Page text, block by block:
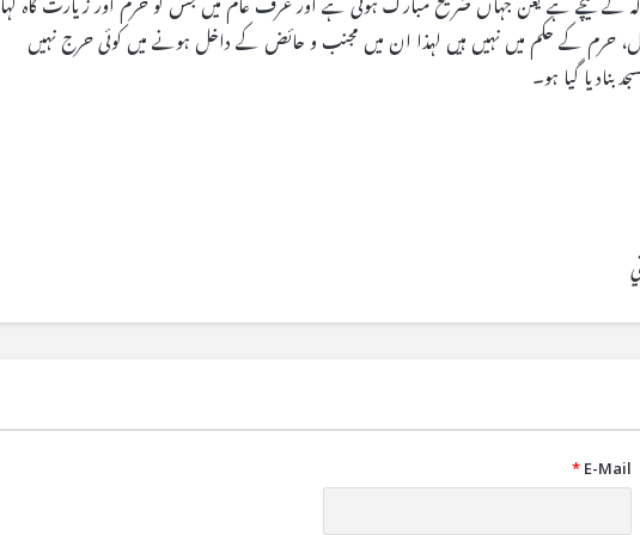
کے نیچے ہے یعن جہاں ضریح مبارک ہوتی ہے اور عرف عام میں جس کو حرم اور زیارت گاہ کہا
حرم کے حکم میں نہیں ہیں لہذا ان میں مجنب و حائض کے داخل ہونے میں کوئی حرج نہیں
بنادیا گیا ہو۔
E-Mail
*